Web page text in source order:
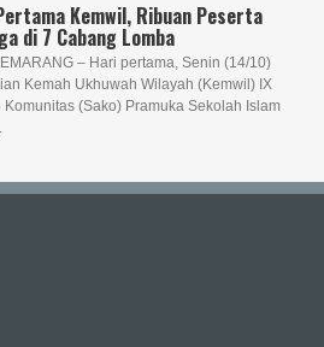
Kemwil, Ribuan Peserta
di 7 Cabang Lomba
– Hari pertama, Senin (14/10)
Kemah Ukhuwah Wilayah (Kemwil) IX
Komunitas (Sako) Pramuka Sekolah Islam